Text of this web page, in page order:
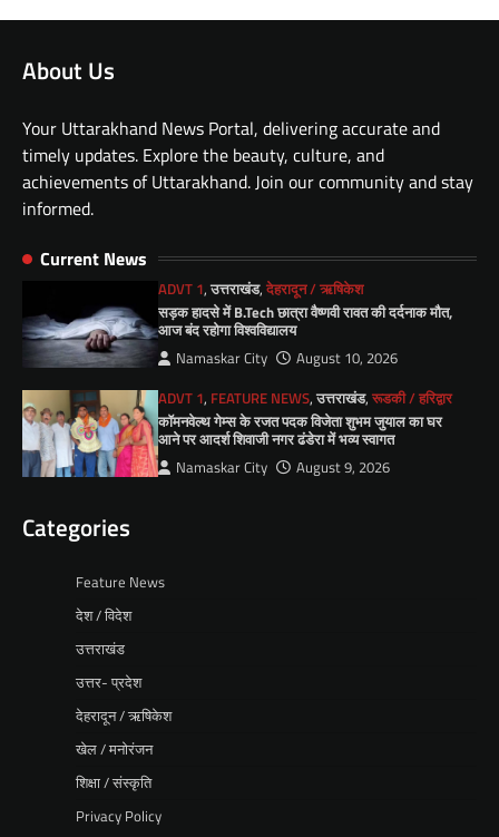
About Us
Your Uttarakhand News Portal, delivering accurate and
timely updates. Explore the beauty, culture, and
achievements of Uttarakhand. Join our community and stay
informed.
Current News
ADVT 1,उत्तराखंड,देहरादून / ऋषिकेश
सड़क हादसे में B.Tech छात्रा वैष्णवी रावत की दर्दनाक मौत,
आज बंद रहोगा विश्वविद्यालय
Namaskar City
August 10, 2026
ADVT 1, FEATURE NEWS,उत्तराखंड,रूडकी / हरिद्वार
कॉमनवेल्थ गेम्स के रजत पदक विजेता शुभम जुयाल का घर
आने पर आदर्श शिवाजी नगर ढंडेरा में भव्य स्वागत
Namaskar City August 9, 2026
Categories
Feature News
देश / विदेश
उत्तराखंड
उत्तर- प्रदेश
देहरादून / ऋषिकेश
खेल / मनोरंजन
शिक्षा / संस्कृति
Privacy Policy